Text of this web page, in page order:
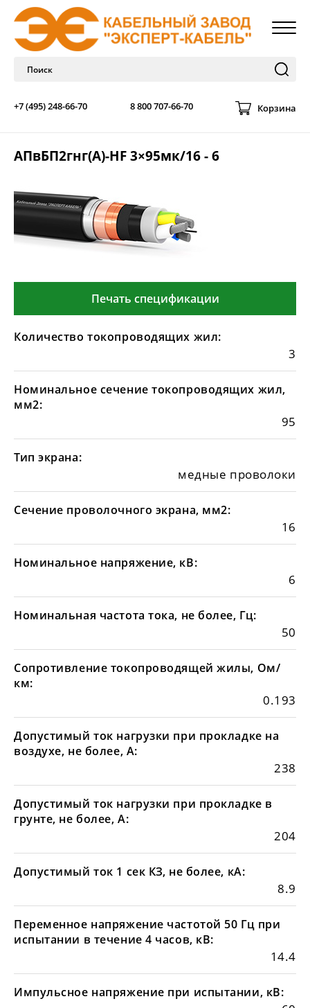
+7 (495) 248-66-70 8 800 707-66-70 Корзина
АПвБП2гнг(А)-HF 3×95мк/16 - 6
Печать спецификации
Количество токопроводящих жил:
3
Номинальное сечение токопроводящих жил,
мм2:
95
Тип экрана:
медные проволоки
Сечение проволочного экрана, мм2:
16
Номинальное напряжение, кВ:
6
Номинальная частота тока, не более, Гц:
50
Сопротивление токопроводящей жилы, Ом/
км:
0.193
Допустимый ток нагрузки при прокладке на
воздухе, не более, А:
238
Допустимый ток нагрузки при прокладке в
грунте, не более, А:
204
Допустимый ток 1 сек КЗ, не более, кА:
8.9
Переменное напряжение частотой 50 Гц при
испытании в течение 4 часов, кВ:
14.4
Импульсное напряжение при испытании, кВ: